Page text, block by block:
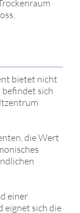
bietet nicht
sich
die Wert
einer
eignet sich die